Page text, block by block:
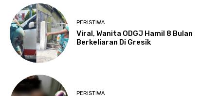
PERISTIWA
Viral, Wanita ODGJ Hamil 8 Bulan
Berkeliaran Di Gresik
PERISTIWA